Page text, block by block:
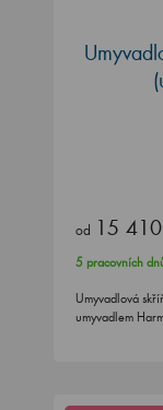
od 15
5 pracovních
Umyvadlová
umyvadlem